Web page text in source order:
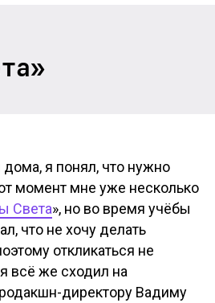
я понял, что нужно
момент мне уже несколько
Cвета», но во время учёбы
что не хочу делать
откликаться не
всё же сходил на
директору Вадиму